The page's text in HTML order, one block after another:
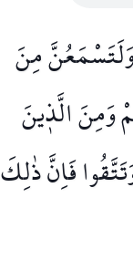
مِنَ
وَمِنَ الَّذ۪ينَ
فَاِنَّ ذٰلِكَ